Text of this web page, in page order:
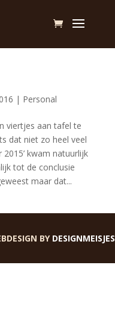
| Personal
viertjes aan tafel te
dat niet zo heel veel
kwam natuurlijk
tot de conclusie
maar dat...
BY DESIGNMEISJES